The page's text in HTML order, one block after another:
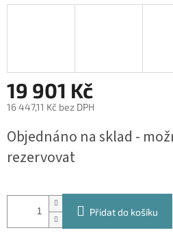
19 901 Kč
16 447,11 Kč bez DPH
cena:
Objednáno na sklad -
rezervovat
Přidat do košíku